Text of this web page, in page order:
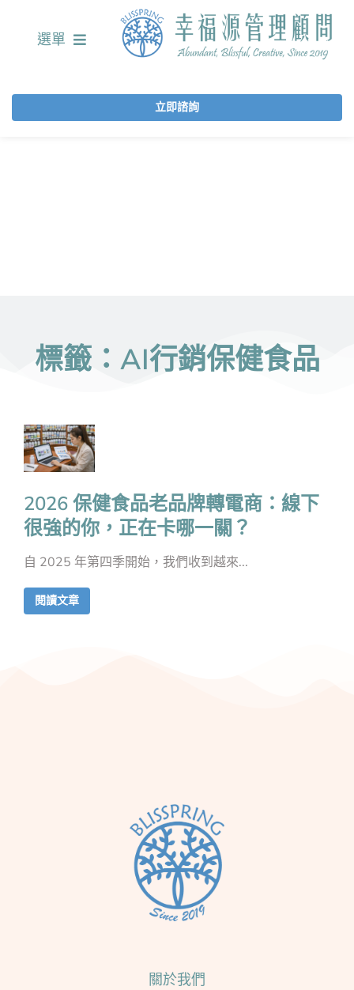
選單
立即諮詢
標籤：AI行銷保健食品
2026 保健食品老品牌轉電商：線下
很強的你，正在卡哪一關？
自 2025 年第四季開始，我們收到越來...
閱讀文章
關於我們